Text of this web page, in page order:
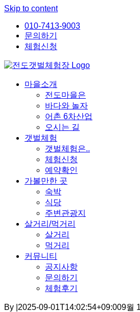
Skip to content
010-7413-9003
문의하기
체험신청
마을소개
전도마을은
바다와 놀자
어촌 6차산업
오시는 길
갯벌체험
갯벌체험은..
체험신청
예약확인
가볼만한 곳
숙박
식당
주변관광지
살거리/먹거리
살거리
먹거리
커뮤니티
공지사항
문의하기
체험후기
By 2025-09-01T14:02:54+09:009월